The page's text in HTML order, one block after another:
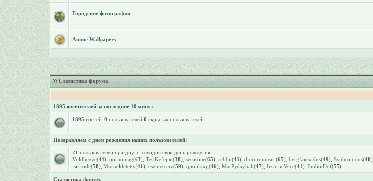
Городские фотографии
Anime Wallpapers
Статистика форума
1895 посетителей за последние 10 минут
1895 гостей, 0 пользователей 0 скрытых пользователей
Поздравляем с днем рождения наших пользователей:
21 пользователей празднуют сегодня свой день рождения
Voldheeve(44), pornomag(63), TestKefeput(38), secasone(65), rebbit(43), diororomteari(65), bergfamsodus(49), Synhronious(40),
isiskode(58), Murneldetetty(41), esemesserv(59), qpoliksxp(46), MarPydayhah(47), InsurneVece(41), EmbotDof(55)
Статистика форума